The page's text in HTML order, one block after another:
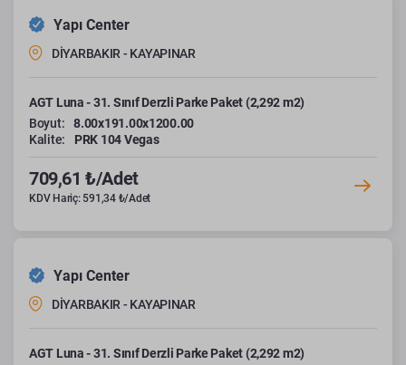
Yapı Center
DİYARBAKIR - KAYAPINAR
AGT Luna - 31. Sınıf Derzli Parke Paket (2,292 m2)
Boyut:
8.00x191.00x1200.00
Kalite:
PRK 104 Vegas
709,61 ₺/Adet
KDV Hariç: 591,34 ₺/Adet
Yapı Center
DİYARBAKIR - KAYAPINAR
AGT Luna - 31. Sınıf Derzli Parke Paket (2,292 m2)